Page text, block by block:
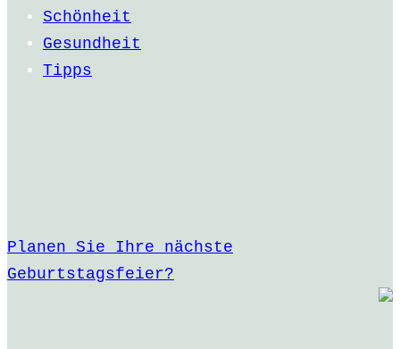
Schönheit
Gesundheit
Tipps
Planen Sie Ihre nächste
Geburtstagsfeier?